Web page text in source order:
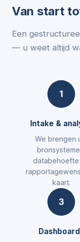
Van start
Een
— u weet altijd
1
Intake &
We brengen
databehoefte
kaart.
3